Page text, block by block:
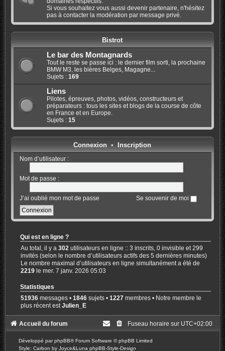
Si vous souhaitez vous aussi devenir partenaire, n'hésitez
pas à contacter la modération par message privé.
Bistrot
Le bar des Montagnards
Tout le reste se passe ici : le dernier film sorti, la prochaine
BMW M3, les bières Belges, Magagne...
Sujets : 169
Liens
Pilotes, épreuves, photos, vidéos, constructeurs et
préparateurs : tous les sites et blogs de la course de côte
en France et en Europe.
Sujets : 15
Connexion • Inscription
Nom d’utilisateur :
Mot de passe :
J’ai oublié mon mot de passe Se souvenir de moi
Qui est en ligne ?
Au total, il y a302 utilisateurs en ligne :: 3 inscrits, 0 invisible et 299
invités (selon le nombre d’utilisateurs actifs des 5 dernières minutes)
Le nombre maximal d’utilisateurs en ligne simultanément a été de
2219 le mer. 7 janv. 2026 05:03
Statistiques
51936 messages •1846 sujets •1227 membres • Notre membre le
plus récent estJulien_E
Accueil du forum Fuseau horaire sur UTC+02:00
Développé parphpBB® Forum Software © phpBB Limited
Style: Carbon by Joyce&Luna phpBB-Style-Design